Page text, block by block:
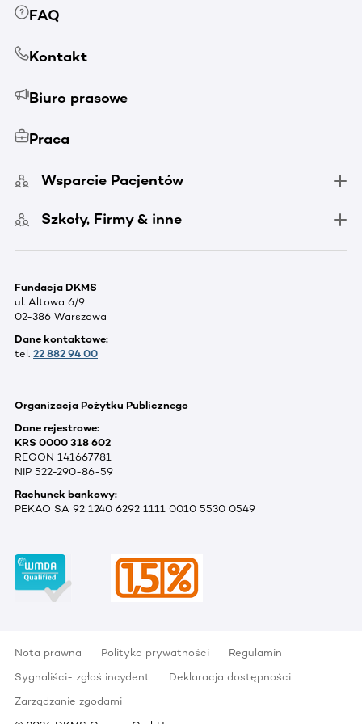
FAQ
Kontakt
Biuro prasowe
Praca
Wsparcie Pacjentów
Szkoły, Firmy & inne
Fundacja DKMS
ul. Altowa 6/9
02-386 Warszawa
Dane kontaktowe:
tel. 22 882 94 00
Organizacja Pożytku Publicznego
Dane rejestrowe:
KRS 0000 318 602
REGON 141667781
NIP 522-290-86-59
Rachunek bankowy:
PEKAO SA 92 1240 6292 1111 0010 5530 0549
Nota prawna Polityka prywatności
Regulamin
Sygnaliści- zgłoś incydent
Deklaracja dostępności
Zarządzanie zgodami